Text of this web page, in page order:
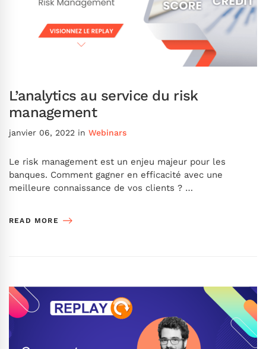
L’analytics au service du risk
management
janvier 06, 2022 in Webinars
Le risk management est un enjeu majeur pour les
banques. Comment gagner en efficacité avec une
meilleure connaissance de vos clients ? …
READ MORE